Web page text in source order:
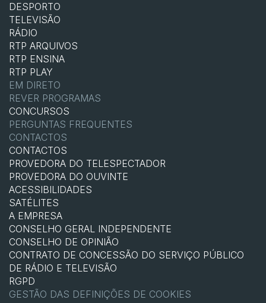
DESPORTO
TELEVISÃO
RÁDIO
RTP ARQUIVOS
RTP ENSINA
RTP PLAY
EM DIRETO
REVER PROGRAMAS
CONCURSOS
PERGUNTAS FREQUENTES
CONTACTOS
CONTACTOS
PROVEDORA DO TELESPECTADOR
PROVEDORA DO OUVINTE
ACESSIBILIDADES
SATÉLITES
A EMPRESA
CONSELHO GERAL INDEPENDENTE
CONSELHO DE OPINIÃO
CONTRATO DE CONCESSÃO DO SERVIÇO PÚBLICO
DE RÁDIO E TELEVISÃO
RGPD
GESTÃO DAS DEFINIÇÕES DE COOKIES